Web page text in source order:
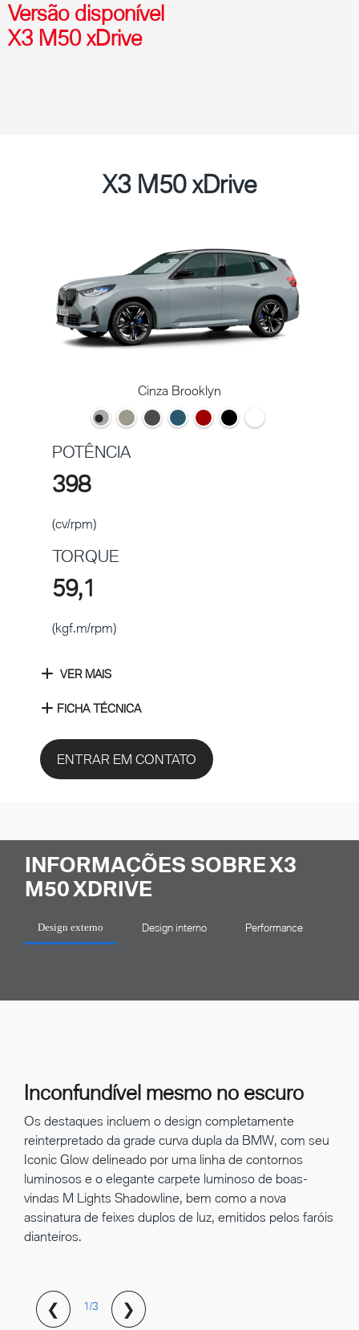
Versão disponível
X3 M50 xDrive
X3 M50 xDrive
Cinza Brooklyn
POTÊNCIA
398
(cv/rpm)
TORQUE
59,1
(kgf.m/rpm)
VER MAIS
FICHA TÉCNICA
ENTRAR EM CONTATO
INFORMAÇÕES SOBRE X3
M50 XDRIVE
Design externo Design interno Performance
Inconfundível mesmo no escuro
Os destaques incluem o design completamente
reinterpretado da grade curva dupla da BMW, com seu
Iconic Glow delineado por uma linha de contornos
luminosos e o elegante carpete luminoso de boas-
vindas M Lights Shadowline, bem como a nova
assinatura de feixes duplos de luz, emitidos pelos faróis
dianteiros.
❮ 1/3 ❯